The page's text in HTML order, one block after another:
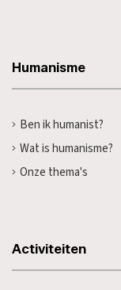
Humanisme
Ben ik humanist?
Wat is humanisme?
Onze thema's
Activiteiten